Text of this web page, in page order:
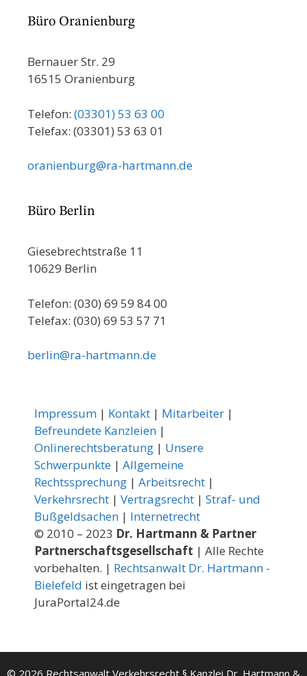
Büro Oranienburg
Bernauer Str. 29
16515 Oranienburg
Telefon: (03301) 53 63 00
Telefax: (03301) 53 63 01
oranienburg@ra-hartmann.de
Büro Berlin
Giesebrechtstraße 11
10629 Berlin
Telefon: (030) 69 59 84 00
Telefax: (030) 69 53 57 71
berlin@ra-hartmann.de
Impressum | Kontakt | Mitarbeiter |
Befreundete Kanzleien |
Onlinerechtsberatung | Unsere
Schwerpunkte | Allgemeine
Rechtssprechung | Arbeitsrecht |
Verkehrsrecht | Vertragsrecht | Straf- und
Bußgeldsachen | Internetrecht
© 2010 – 2023 Dr. Hartmann & Partner
Partnerschaftsgesellschaft | Alle Rechte
vorbehalten. | Rechtsanwalt Dr. Hartmann -
Bielefeld ist eingetragen bei
JuraPortal24.de